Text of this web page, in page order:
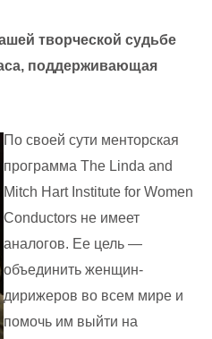
творческой судьбе
поддерживающая
По своей сути менторская
программа The Linda and
Mitch Hart Institute for Women
Conductors не имеет
аналогов. Ее цель —
объединить женщин-
дирижеров во всем мире и
помочь им выйти на